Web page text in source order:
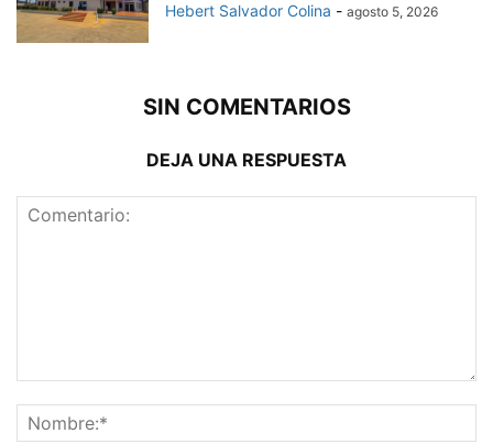
Hebert Salvador Colina - agosto 5, 2026
SIN COMENTARIOS
DEJA UNA RESPUESTA